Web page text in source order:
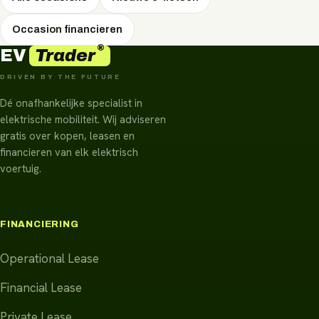
Occasion financieren
EV Trader®
DRIVEN BY THE FUTURE
Dé onafhankelijke specialist in
elektrische mobiliteit. Wij adviseren
gratis over kopen, leasen en
financieren van elk elektrisch
voertuig.
FINANCIERING
Operational Lease
Financial Lease